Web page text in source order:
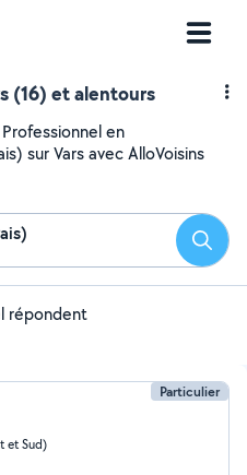
(16) et alentours
en
sur Vars avec AlloVoisins
répondent
Particulier
et Sud)